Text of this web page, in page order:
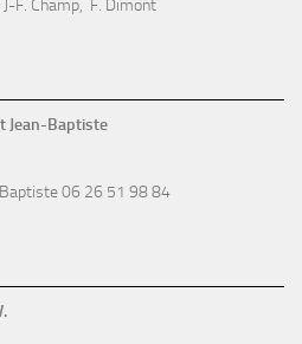
F. Champ, F. Dimont
Jean-Baptiste
Baptiste 06 26 51 98 84